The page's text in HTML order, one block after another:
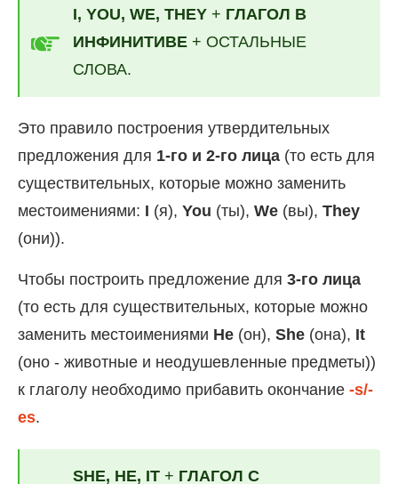
I, YOU, WE, THEY + ГЛАГОЛ В
ИНФИНИТИВЕ + ОСТАЛЬНЫЕ
СЛОВА.
Это правило построения утвердительных
предложения для 1-го и 2-го лица (то есть для
существительных, которые можно заменить
местоимениями: I (я), You (ты), We (вы), They
(они)).
Чтобы построить предложение для 3-го лица
(то есть для существительных, которые можно
заменить местоимениями He (он), She (она), It
(оно - животные и неодушевленные предметы))
к глаголу необходимо прибавить окончание -s/-
es.
SHE, HE, IT + ГЛАГОЛ С